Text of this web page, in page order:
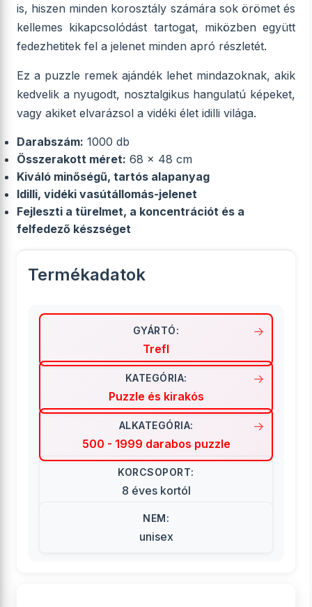
is, hiszen minden korosztály számára sok örömet és
kellemes kikapcsolódást tartogat, miközben együtt
fedezhetitek fel a jelenet minden apró részletét.
Ez a puzzle remek ajándék lehet mindazoknak, akik
kedvelik a nyugodt, nosztalgikus hangulatú képeket,
vagy akiket elvarázsol a vidéki élet idilli világa.
Darabszám: 1000 db
Összerakott méret: 68 x 48 cm
Kiváló minőségű, tartós alapanyag
Idilli, vidéki vasútállomás-jelenet
Fejleszti a türelmet, a koncentrációt és a
felfedező készséget
Termékadatok
GYÁRTÓ:
Trefl
KATEGÓRIA:
Puzzle és kirakós
ALKATEGÓRIA:
500 - 1999 darabos puzzle
KORCSOPORT:
8 éves kortól
NEM:
unisex